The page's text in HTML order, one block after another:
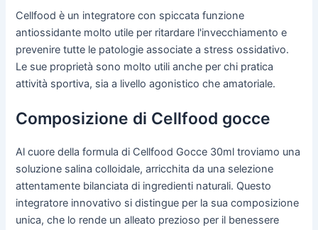
Cellfood è un integratore con spiccata funzione
antiossidante molto utile per ritardare l'invecchiamento e
prevenire tutte le patologie associate a stress ossidativo.
Le sue proprietà sono molto utili anche per chi pratica
attività sportiva, sia a livello agonistico che amatoriale.
Composizione di Cellfood gocce
Al cuore della formula di Cellfood Gocce 30ml troviamo una
soluzione salina colloidale, arricchita da una selezione
attentamente bilanciata di ingredienti naturali. Questo
integratore innovativo si distingue per la sua composizione
unica, che lo rende un alleato prezioso per il benessere